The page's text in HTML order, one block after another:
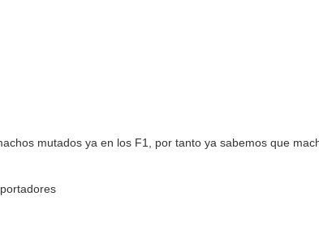
mutados ya en los F1, por tanto ya sabemos que